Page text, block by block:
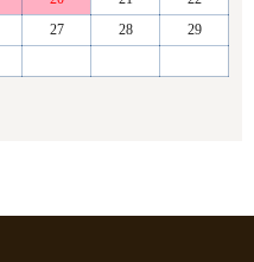
27 28
29